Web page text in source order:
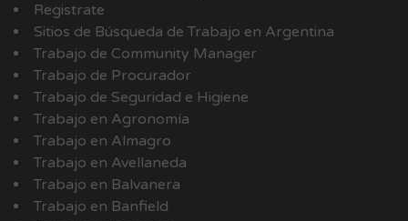
Registrate
Sitios de Búsqueda de Trabajo en Argentina
Trabajo de Community Manager
Trabajo de Procurador
Trabajo de Seguridad e Higiene
Trabajo en Agronomía
Trabajo en Almagro
Trabajo en Avellaneda
Trabajo en Balvanera
Trabajo en Banfield